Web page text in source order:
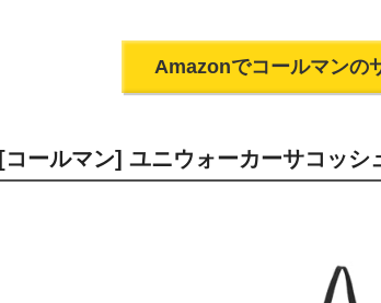
Amazonでコールマンの
[コールマン] ユニウォーカーサコッシ